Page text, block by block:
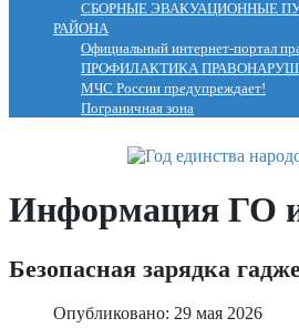
СБОРНЫЕ ЭВАКУАЦИОННЫЕ
РАЙОНА
Официальный интернет-портал
ПРОФИЛАКТИКА
МЧС России предупреждает!
Пограничная зона
Информация ГО
Безопасная зарядка
Опубликовано: 29 мая 2026